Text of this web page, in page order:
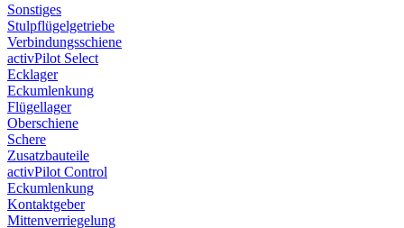
Sonstiges
Stulpflügelgetriebe
Verbindungsschiene
activPilot Select
Ecklager
Eckumlenkung
Flügellager
Oberschiene
Schere
Zusatzbauteile
activPilot Control
Eckumlenkung
Kontaktgeber
Mittenverriegelung